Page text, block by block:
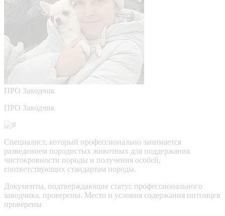
ПРО Заводчик
ПРО Заводчик
Специалист, который профессионально занимается
разведением породистых животных для поддержания
чистокровности породы и получения особей,
соответствующих стандартам породы.
Документы, подтверждающие статус профессионального
заводчика, проверены. Место и условия содержания питомцев
проверены